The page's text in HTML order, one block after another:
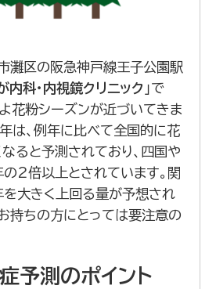
灘区の阪急神戸線王子公園駅
内科・内視鏡クリニック 」で
花粉シーズンが近づいてきま
は、例年に比べて全国的に花
ると予測されており、四国や
2倍以上とされています。関
大きく上回る量が予想され
持ちの方にとっては要注意の
予測のポイント